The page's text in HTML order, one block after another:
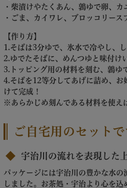
・柴漬けやたくあん、鶉ゆで卵、カ
・ごま、カイワレ、ブロッコリー
【作り方】
1.そばは3分ゆで、氷水で冷やし、
2.ゆでたそばに、めんつゆと味付け
3.トッピング用の材料を刻む、鶉ゆ
4.そばを12等分してあげに詰め、お
けて完成！
※あらかじめ刻んである材料を使え
ご自宅用のセットで
宇治川の流れを表現した
パッケージには宇治川の豊かな水の
しました。お茶処・宇治より心を込